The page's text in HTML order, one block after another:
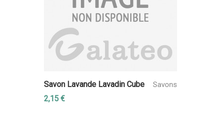
Savon Lavande Lavadin Cube Savons
2,15 €